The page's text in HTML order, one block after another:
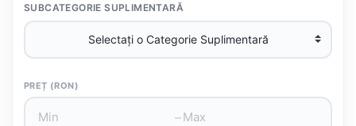
SUBCATEGORIE SUPLIMENTARĂ
PREȚ (RON)
–